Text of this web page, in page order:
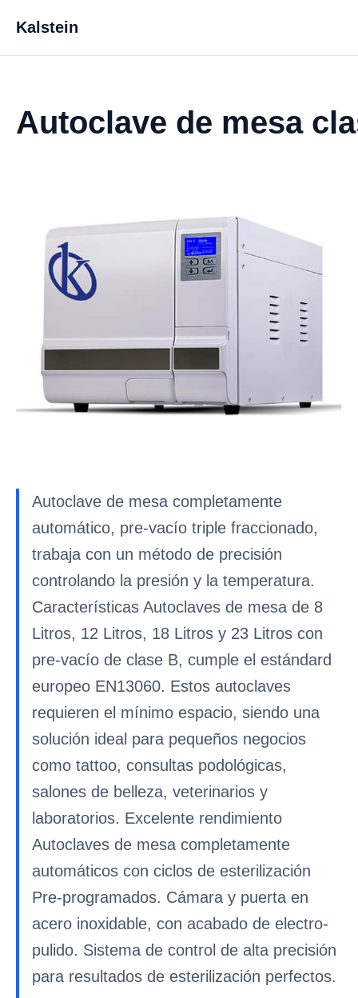
Kalstein
Autoclave de mesa
Autoclave de mesa completamente
automático, pre-vacío triple fraccionado,
trabaja con un método de precisión
controlando la presión y la temperatura.
Características Autoclaves de mesa de 8
Litros, 12 Litros, 18 Litros y 23 Litros con
pre-vacío de clase B, cumple el estándard
europeo EN13060. Estos autoclaves
requieren el mínimo espacio, siendo una
solución ideal para pequeños negocios
como tattoo, consultas podológicas,
salones de belleza, veterinarios y
laboratorios. Excelente rendimiento
Autoclaves de mesa completamente
automáticos con ciclos de esterilización
Pre-programados. Cámara y puerta en
acero inoxidable, con acabado de electro-
pulido. Sistema de control de alta precisión
para resultados de esterilización perfectos.